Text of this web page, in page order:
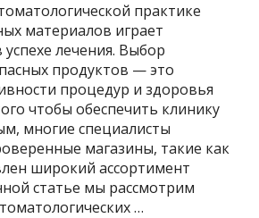
практике
материалов играет
лечения. Выбор
продуктов — это
процедур и здоровья
чтобы обеспечить клинику
многие специалисты
магазины, такие как
широкий ассортимент
статье мы рассмотрим
…